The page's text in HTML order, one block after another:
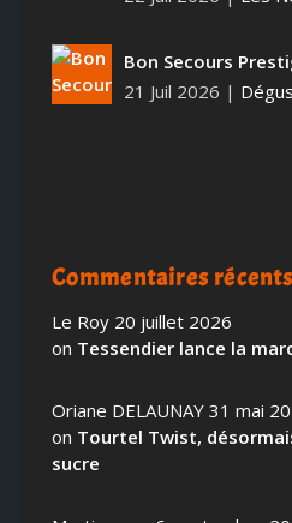
Bon Secours
21 Juil 2026 |
Commentaires récents
Le Roy 20 juillet 2026
on Tessendier lance la
Oriane DELAUNAY 31 mai
on Tourtel Twist,
sucre